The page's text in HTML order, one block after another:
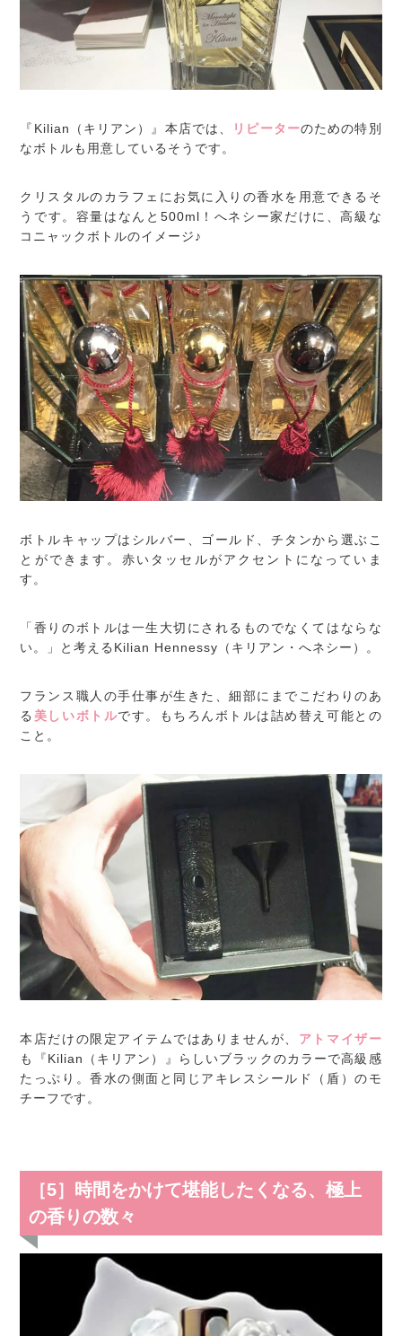
『Kilian（キリアン）』本店では、 リピーターのための特別
なボトルも用意しているそうです。
クリスタルのカラフェにお気に入りの香水を用意できるそ
うです。容量はなんと500ml！へネシー家だけに、高級な
コニャックボトルのイメージ♪
ボトルキャップはシルバー、ゴールド、チタンから選ぶこ
とができます。赤いタッセルがアクセントになっていま
す。
「香りのボトルは一生大切にされるものでなくてはならな
い。」と考えるKilian Hennessy（キリアン・へネシー）。
フランス職人の手仕事が生きた、細部にまでこだわりのあ
る 美しいボトルです。もちろんボトルは詰め替え可能との
こと。
本店だけの限定アイテムではありませんが、 アトマイザー
も『Kilian（キリアン）』らしいブラックのカラーで高級感
たっぷり。香水の側面と同じアキレスシールド（盾）のモ
チーフです。
［5］時間をかけて堪能したくなる、極上
の香りの数々